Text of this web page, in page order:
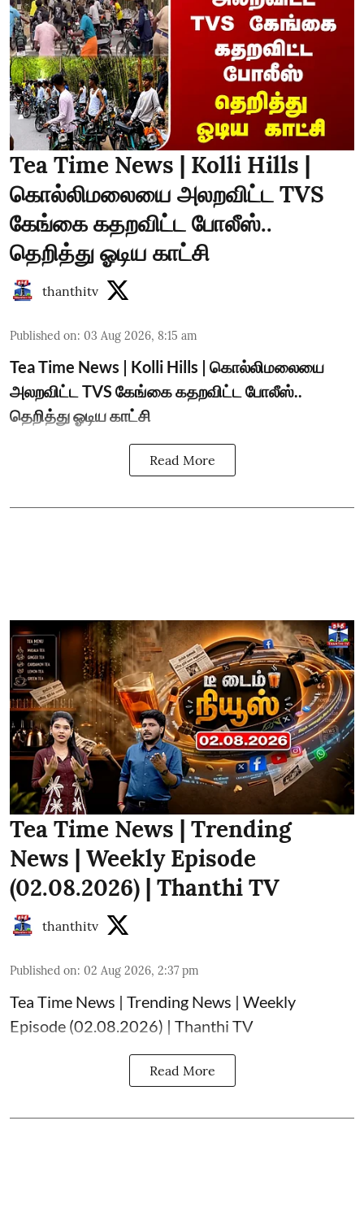
Tea Time News | Kolli Hills |
கொல்லிமலையை அலறவிட்ட TVS
கேங்கை கதறவிட்ட போலீஸ்..
தெறித்து ஓடிய காட்சி
thanthitv
Published on: 03 Aug 2026, 8:15 am
Tea Time News | Kolli Hills | கொல்லிமலையை
அலறவிட்ட TVS கேங்கை கதறவிட்ட போலீஸ்..
தெறித்து ஓடிய காட்சி
Read More
Tea Time News | Trending
News | Weekly Episode
(02.08.2026) | Thanthi TV
thanthitv
Published on: 02 Aug 2026, 2:37 pm
Tea Time News | Trending News | Weekly
Episode (02.08.2026) | Thanthi TV
Read More